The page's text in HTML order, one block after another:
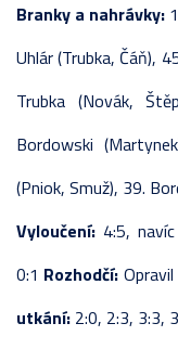
Branky a nahrávky:
Uhlár (Trubka, Čáň),
Trubka (Novák,
Bordowski
(Pniok, Smuž), 39.
Vyloučení: 4:5,
0:1 Rozhodčí:
utkání: 2:0, 2:3, 3:3,